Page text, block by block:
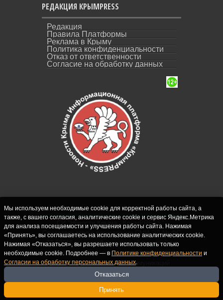
РЕДАКЦИЯ КРЫМPRESS
Редакция
Правила Платформы
Реклама в Крыму
Политика конфиденциальности
Отказ от ответственности
Согласие на обработку данных
СИ "Новости Крыма - КрымPRESS".
Свидетельство о регистрации СМИ ЭЛ № ФС
77-62916 выдано Федеральной службой по
надзору в сфере связи, информационных
технологий и массовых коммуникаций
(Роскомнадзор) 10.09.2015. Учредитель и
главный редактор: Крутских С.М. Почта:
crimearfinfo@yandex.ru. Телефон Редакции:
Мы используем необходимые cookie для корректной работы сайта, а
также, с вашего согласия, аналитические cookie и сервис Яндекс.Метрика
для анализа посещаемости и улучшения работы сайта. Нажимая
«Принять», вы соглашаетесь на использование аналитических cookie.
Нажимая «Отказаться», вы разрешаете использовать только
необходимые cookie. Подробнее — в Политике конфиденциальности и
Согласии на обработку персональных данных.
Отказаться
Принять